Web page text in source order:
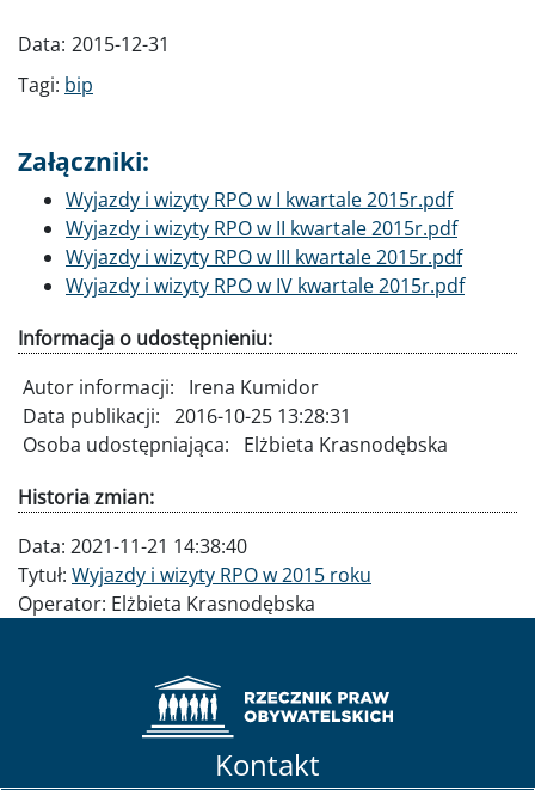
Data: 2015-12-31
Tagi: bip
Załączniki:
Dokument
Wyjazdy i wizyty RPO w I kwartale 2015r.pdf
Dokument
Wyjazdy i wizyty RPO w II kwartale 2015r.pdf
Dokument
Wyjazdy i wizyty RPO w III kwartale 2015r.pdf
Dokument
Wyjazdy i wizyty RPO w IV kwartale 2015r.pdf
Informacja o udostępnieniu:
Autor informacji:
Irena Kumidor
Data publikacji: 2016-10-25 13:28:31
Osoba udostępniająca:
Elżbieta Krasnodębska
Historia zmian:
Data: 2021-11-21 14:38:40
Tytuł: Wyjazdy i wizyty RPO w 2015 roku
Operator: Elżbieta Krasnodębska
Kontakt